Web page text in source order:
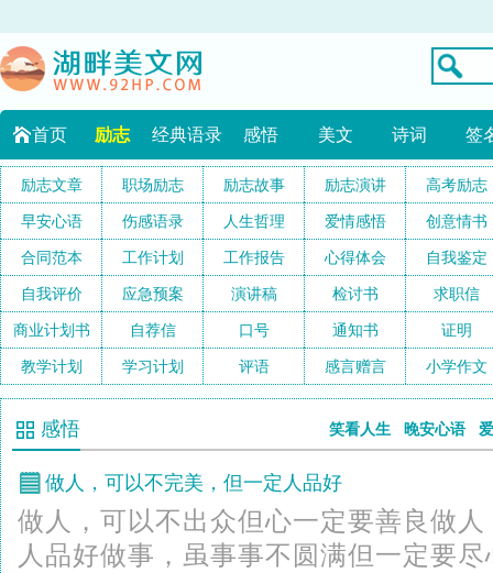
首页 励志 经典语录 感悟 美文 诗词 签
励志文章 职场励志 励志故事 励志演讲 高考励志
早安心语 伤感语录 人生哲理 爱情感悟 创意情书
合同范本 工作计划 工作报告 心得体会 自我鉴定
自我评价 应急预案 演讲稿 检讨书 求职信
商业计划书 自荐信 口号 通知书 证明
教学计划 学习计划 评语 感言赠言 小学作文
感悟 晚安心语
笑看人生
做人，可以不完美，但一定人品好
做人，可以不出众但心一定要善良做
人品好做事，虽事事不圆满但一定要